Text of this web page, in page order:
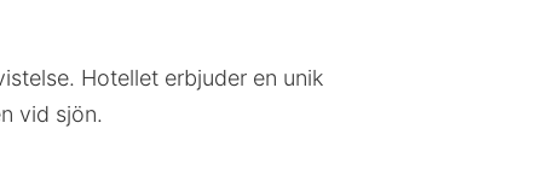
Hotellet erbjuder en unik
vid sjön.